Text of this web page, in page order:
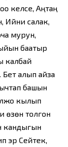
келсе, Аңтаң
Ийни салак,
мурун,
баатыр
калбай
Бет алып айза
башын
кылып
өзөн толгон
кандыгын
эр Сейтек,